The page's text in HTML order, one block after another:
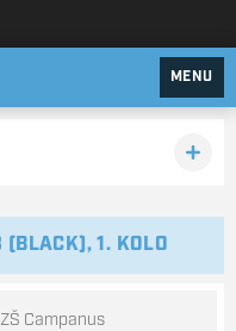
MENU
(BLACK), 1. KOLO
ZŠ Campanus